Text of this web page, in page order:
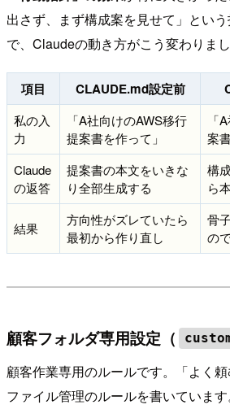
出さず、まず構成案を見せて」とい
で、Claudeの動き方がこう変わりまし
項目 CLAUDE.md設定前
私の入
力
「A社向けのAWS移行
提案書を作って」
「
案
Claude
の返答
提案書の本文をいきな
り全部生成する
構
ら
結果
方向性がズレていたら
最初から作り直し
骨
の
顧客フォルダ専用設定（
顧客作業専用のルールです。「よく頼
ファイル管理のルールを書いています